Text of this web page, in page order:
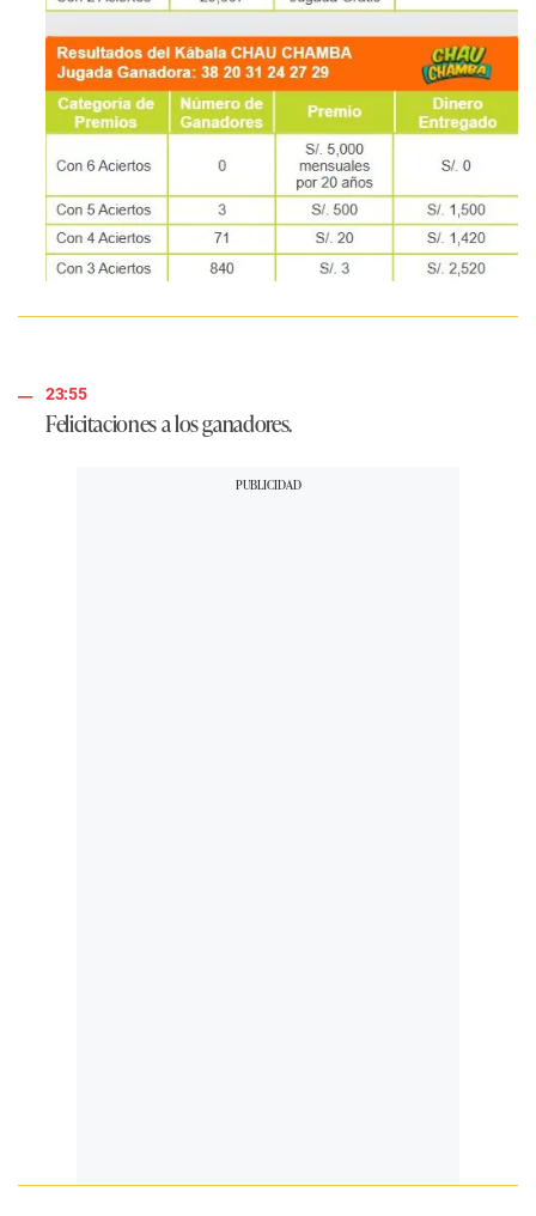
23:55
Felicitaciones a los ganadores.